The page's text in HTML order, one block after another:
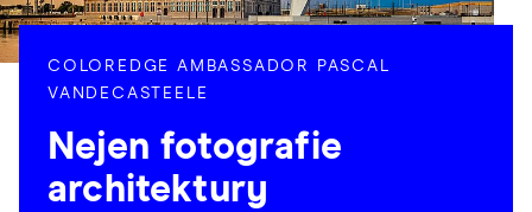
COLOREDGE AMBASSADOR PASCAL
VANDECASTEELE
Nejen fotografie
architektury